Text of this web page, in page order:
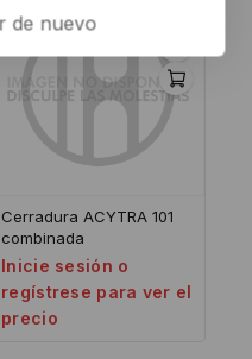
Cerradura ACYTRA 101
combinada
Inicie sesión o
regístrese para ver el
precio
de nuevo